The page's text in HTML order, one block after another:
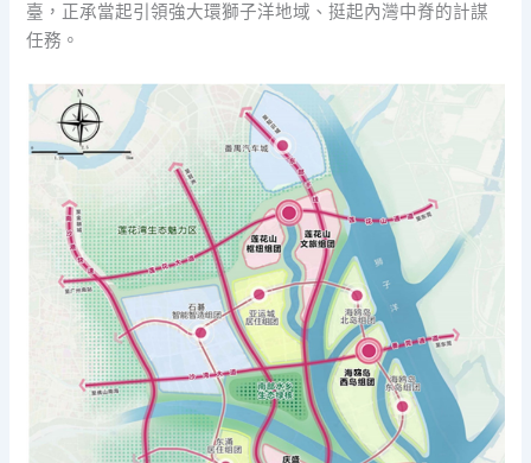
臺，正承當起引領強大環獅子洋地域、挺起內灣中脊的計謀
任務。